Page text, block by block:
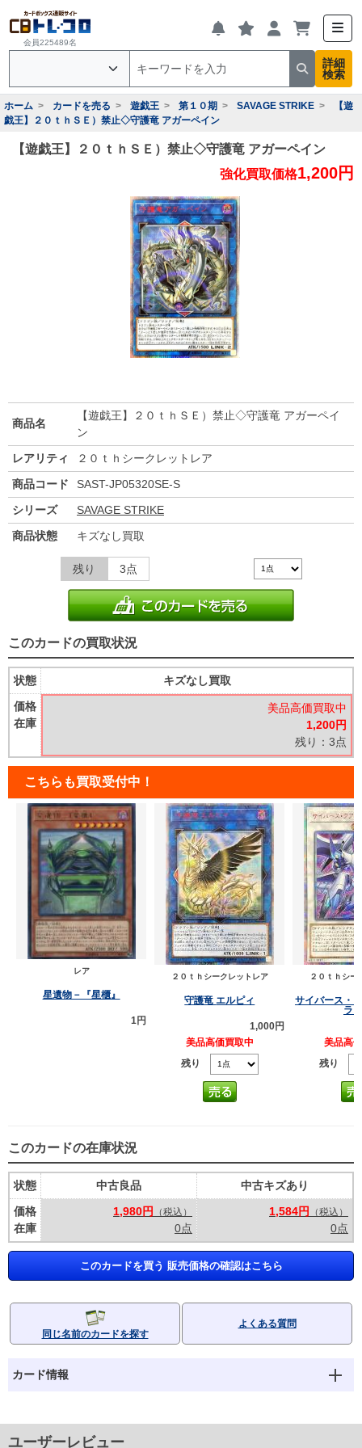
会員225489名
詳細
検索
ホーム カードを売る 遊戯王 第１０期 SAVAGE STRIKE
【遊
戯王】２０ｔｈＳＥ）禁止◇守護竜 アガーペイン
【遊戯王】２０ｔｈＳＥ）禁止◇守護竜 アガーペイン
強化買取価格1,200円
商品名
【遊戯王】２０ｔｈＳＥ）禁止◇守護竜 アガーペイ
ン
レアリティ
２０ｔｈシークレットレア
商品コード
SAST-JP05320SE-S
シリーズ
SAVAGE STRIKE
商品状態
キズなし買取
残り 3点
このカードの買取状況
状態
価格
在庫
キズなし買取
美品高価買取中
1,200円
残り：3点
こちらも買取受付中！
レア
星遺物－『星櫃』
1円
２０ｔｈシークレットレア
守護竜 エルピィ
1,000円
美品高価買取中
残り
２０ｔｈシー
サイバース・
ラ
美品高
残り
このカードの在庫状況
状態
価格
在庫
中古良品
1,980円
（税込）
0点
中古キズあり
1,584円
（税込）
0点
このカードを買う 販売価格の確認はこちら
同じ名前のカードを探す
よくある質問
カード情報
ユーザーレビュー